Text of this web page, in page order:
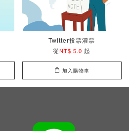
Twitter投票灌票
從NT$ 5.0 起
加入購物車